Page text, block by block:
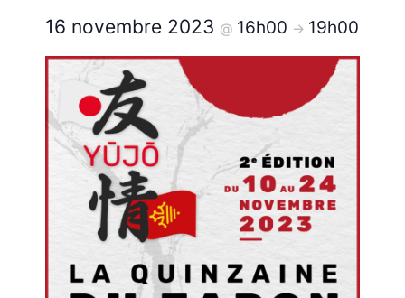
16 novembre 2023 @ 16h00 -> 19h00